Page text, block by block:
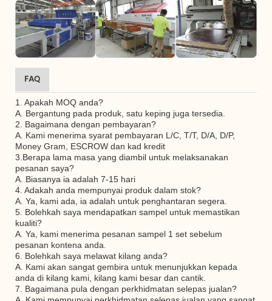
FAQ
1. Apakah MOQ anda?
A. Bergantung pada produk, satu keping juga tersedia.
2. Bagaimana dengan pembayaran?
A. Kami menerima syarat pembayaran L/C, T/T, D/A, D/P,
Money Gram, ESCROW dan kad kredit
3.Berapa lama masa yang diambil untuk melaksanakan
pesanan saya?
A. Biasanya ia adalah 7-15 hari
4. Adakah anda mempunyai produk dalam stok?
A. Ya, kami ada, ia adalah untuk penghantaran segera.
5. Bolehkah saya mendapatkan sampel untuk memastikan
kualiti?
A. Ya, kami menerima pesanan sampel 1 set sebelum
pesanan kontena anda.
6. Bolehkah saya melawat kilang anda?
A. Kami akan sangat gembira untuk menunjukkan kepada
anda di kilang kami, kilang kami besar dan cantik.
7. Bagaimana pula dengan perkhidmatan selepas jualan?